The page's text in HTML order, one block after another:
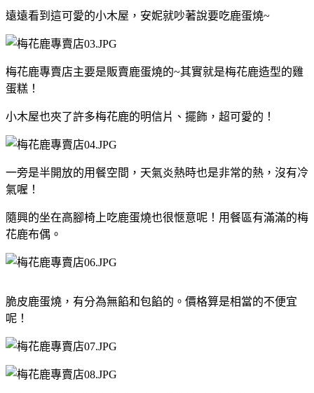
遠遠看到這可愛的小木屋，安妮就吵著說要吃鹿蛋燒~
梅花鹿專賣店主要是販賣鹿蛋燒的~其實就是梅花鹿造型的雞
蛋糕！
小木屋也夾了許多梅花鹿的明信片、擺飾，超可愛的！
一旁是半開放的用餐空間，天氣炎熱時也是非常的熱，沒有冷
氣喔！
隨興的坐在高腳椅上吃鹿蛋燒也很愜意呢！用餐區有滿滿的梅
花鹿布偶。
脆皮鹿蛋燒，有分為無餡和包餡的。價格算是相當的不便宜
呢！